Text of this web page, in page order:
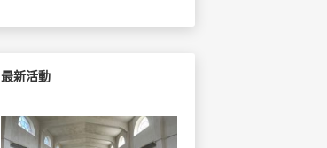
最新活動